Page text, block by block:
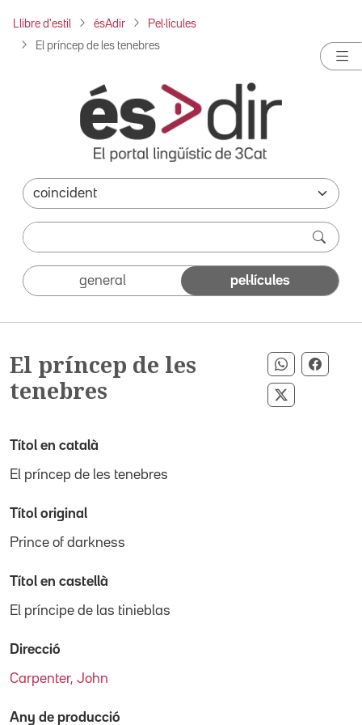
Llibre d'estil ésAdir Pel·lícules
El príncep de les tenebres
general pel·lícules
El príncep de les
tenebres
Compartir
Compartir
Títol en català
El príncep de les tenebres
Títol original
Prince of darkness
Títol en castellà
El príncipe de las tinieblas
Direcció
Carpenter, John
Any de producció